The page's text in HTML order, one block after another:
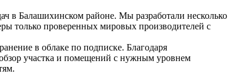
в Балашихинском районе. Мы разработали несколько
только проверенных мировых производителей с
в облаке по подписке. Благодаря
участка и помещений с нужным уровнем